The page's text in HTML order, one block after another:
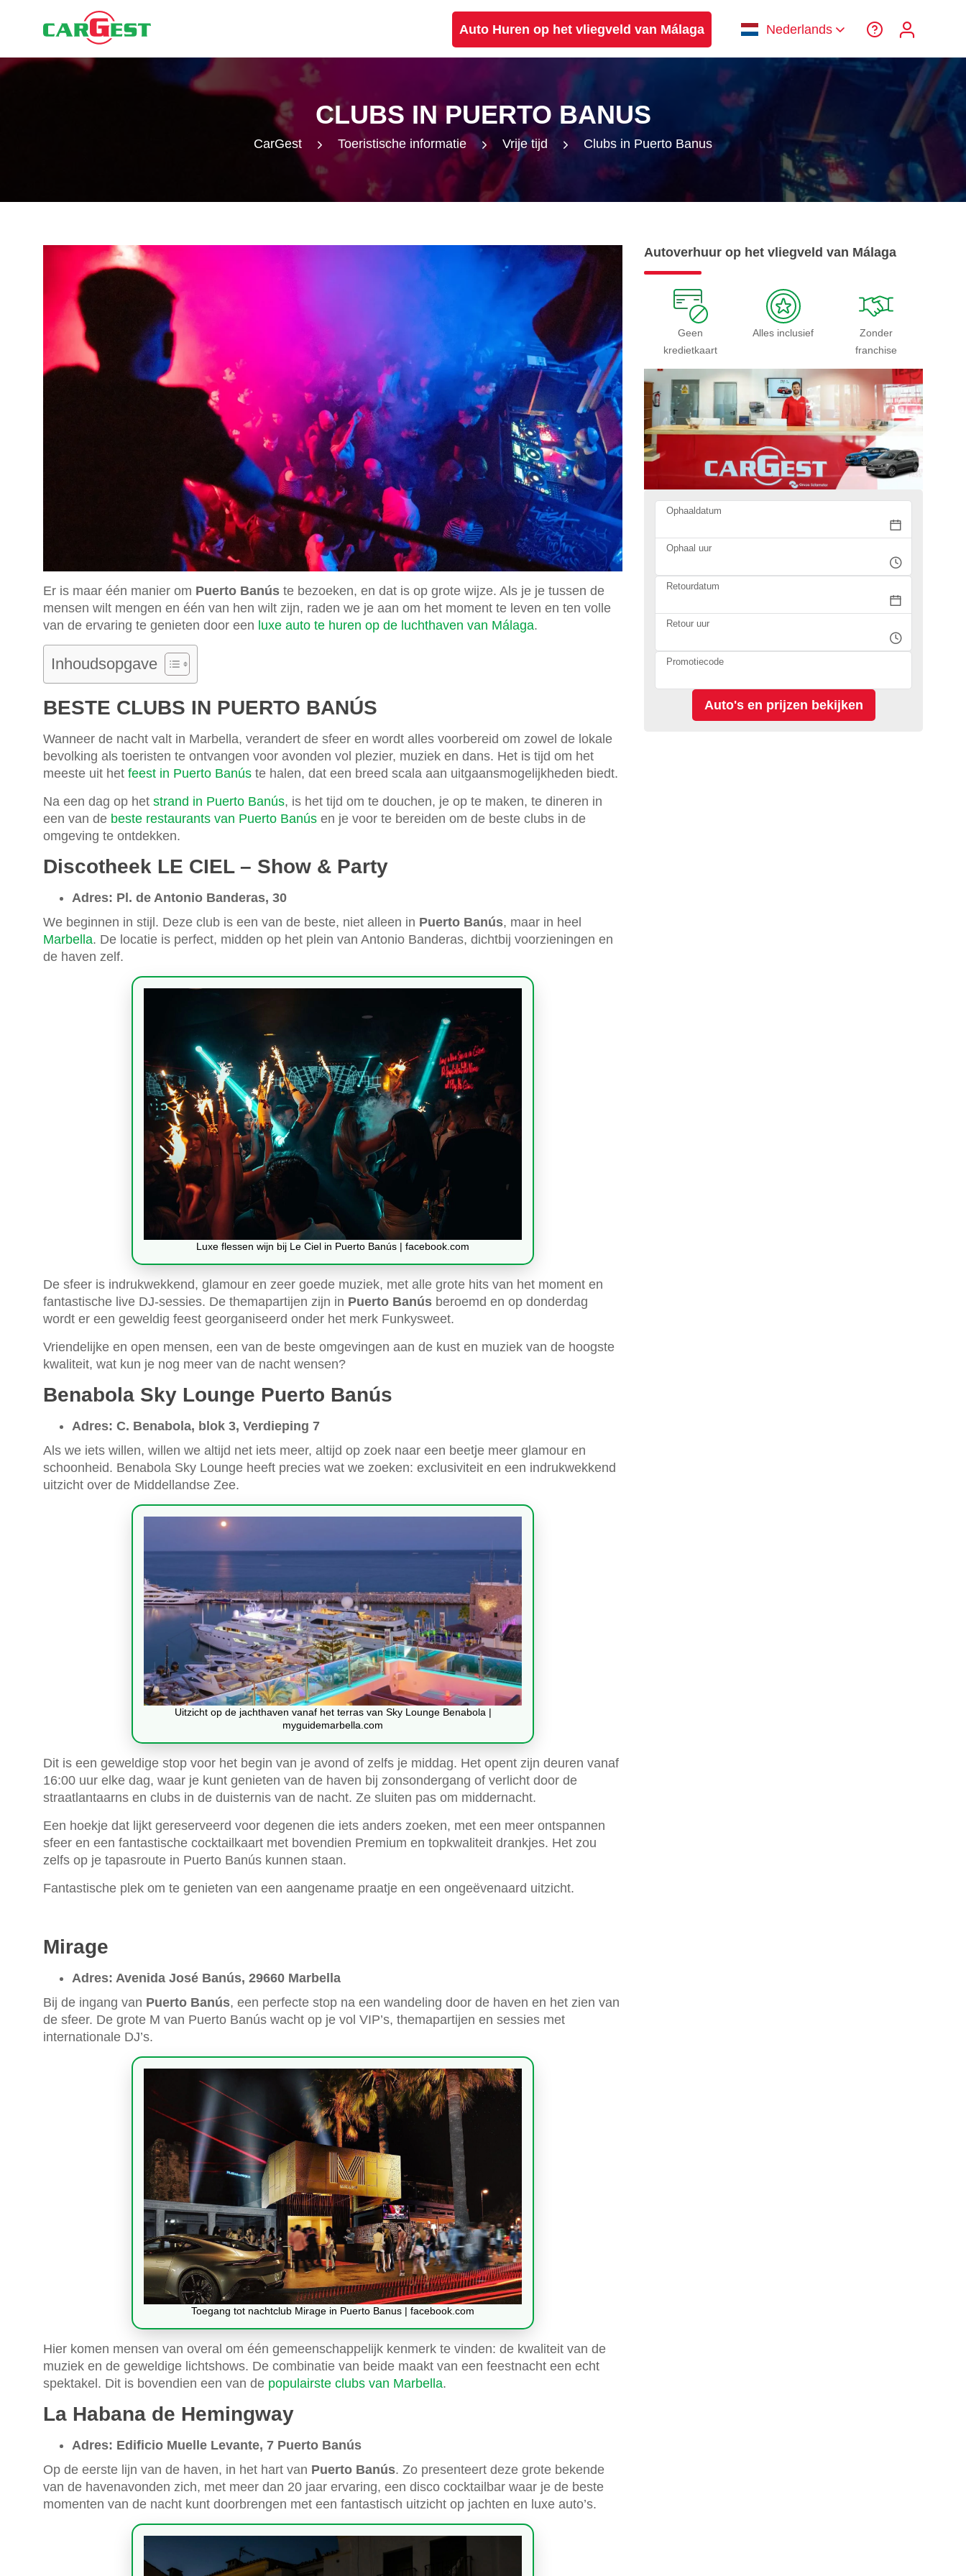
Auto Huren op het vliegveld van Málaga Nederlands
CLUBS IN PUERTO BANUS
CarGest Toeristische informatie Vrije tijd Clubs in Puerto Banus
Er is maar één manier om Puerto Banús te bezoeken, en dat is op grote wijze. Als je je tussen de
mensen wilt mengen en één van hen wilt zijn, raden we je aan om het moment te leven en ten volle
van de ervaring te genieten door een luxe auto te huren op de luchthaven van Málaga.
Inhoudsopgave
BESTE CLUBS IN PUERTO BANÚS
Wanneer de nacht valt in Marbella, verandert de sfeer en wordt alles voorbereid om zowel de lokale
bevolking als toeristen te ontvangen voor avonden vol plezier, muziek en dans. Het is tijd om het
meeste uit het feest in Puerto Banús te halen, dat een breed scala aan uitgaansmogelijkheden biedt.
Na een dag op het strand in Puerto Banús, is het tijd om te douchen, je op te maken, te dineren in
een van de beste restaurants van Puerto Banús en je voor te bereiden om de beste clubs in de
omgeving te ontdekken.
Discotheek LE CIEL – Show & Party
Adres: Pl. de Antonio Banderas, 30
We beginnen in stijl. Deze club is een van de beste, niet alleen in Puerto Banús, maar in heel
Marbella. De locatie is perfect, midden op het plein van Antonio Banderas, dichtbij voorzieningen en
de haven zelf.
Luxe flessen wijn bij Le Ciel in Puerto Banús | facebook.com
De sfeer is indrukwekkend, glamour en zeer goede muziek, met alle grote hits van het moment en
fantastische live DJ-sessies. De themapartijen zijn in Puerto Banús beroemd en op donderdag
wordt er een geweldig feest georganiseerd onder het merk Funkysweet.
Vriendelijke en open mensen, een van de beste omgevingen aan de kust en muziek van de hoogste
kwaliteit, wat kun je nog meer van de nacht wensen?
Benabola Sky Lounge Puerto Banús
Adres: C. Benabola, blok 3, Verdieping 7
Als we iets willen, willen we altijd net iets meer, altijd op zoek naar een beetje meer glamour en
schoonheid. Benabola Sky Lounge heeft precies wat we zoeken: exclusiviteit en een indrukwekkend
uitzicht over de Middellandse Zee.
Uitzicht op de jachthaven vanaf het terras van Sky Lounge Benabola |
myguidemarbella.com
Dit is een geweldige stop voor het begin van je avond of zelfs je middag. Het opent zijn deuren vanaf
16:00 uur elke dag, waar je kunt genieten van de haven bij zonsondergang of verlicht door de
straatlantaarns en clubs in de duisternis van de nacht. Ze sluiten pas om middernacht.
Een hoekje dat lijkt gereserveerd voor degenen die iets anders zoeken, met een meer ontspannen
sfeer en een fantastische cocktailkaart met bovendien Premium en topkwaliteit drankjes. Het zou
zelfs op je tapasroute in Puerto Banús kunnen staan.
Fantastische plek om te genieten van een aangename praatje en een ongeëvenaard uitzicht.
Mirage
Adres: Avenida José Banús, 29660 Marbella
Bij de ingang van Puerto Banús, een perfecte stop na een wandeling door de haven en het zien van
de sfeer. De grote M van Puerto Banús wacht op je vol VIP’s, themapartijen en sessies met
internationale DJ’s.
Toegang tot nachtclub Mirage in Puerto Banus | facebook.com
Hier komen mensen van overal om één gemeenschappelijk kenmerk te vinden: de kwaliteit van de
muziek en de geweldige lichtshows. De combinatie van beide maakt van een feestnacht een echt
spektakel. Dit is bovendien een van de populairste clubs van Marbella.
La Habana de Hemingway
Adres: Edificio Muelle Levante, 7 Puerto Banús
Op de eerste lijn van de haven, in het hart van Puerto Banús. Zo presenteert deze grote bekende
van de havenavonden zich, met meer dan 20 jaar ervaring, een disco cocktailbar waar je de beste
momenten van de nacht kunt doorbrengen met een fantastisch uitzicht op jachten en luxe auto’s.
Autoverhuur op het vliegveld van Málaga
Geen
kredietkaart
Alles inclusief
Zonder
franchise
Ophaaldatum
Ophaal uur
Retourdatum
Retour uur
Promotiecode